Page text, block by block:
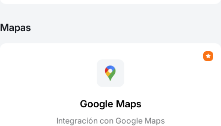
Mapas
Google Maps
Integración con Google Maps